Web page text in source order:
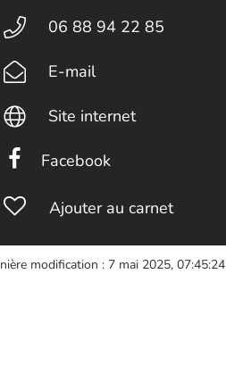
06 88 94 22 85
E-mail
Site internet
Facebook
Ajouter au carnet
modification : 7 mai 2025, 07:45:24